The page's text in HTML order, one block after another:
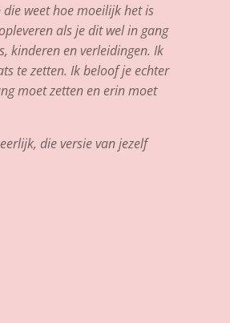
weet hoe moeilijk het is
als je dit wel in gang
kinderen en verleidingen. Ik
te zetten. Ik beloof je echter
moet zetten en erin moet
die versie van jezelf